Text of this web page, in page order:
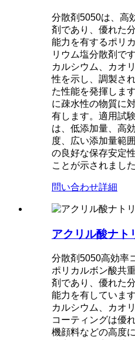
分散剤5050は、高
剤であり、優れた
能力を有するポリ
リウム塩分散剤で
カルシウム、カオ
性を示し、調製さ
た性能を発揮しま
に疎水性の物質に
有します。適用試
は、低添加量、高
度、広い添加量範
の良好な保存安定
ことが示されました
問い合わせ詳細
アクリル酸ナト
分散剤5050高効率
ポリカルボン酸共
剤であり、優れた
能力を有しています
カルシウム、カオ
コーティングは優
機顔料などの高度